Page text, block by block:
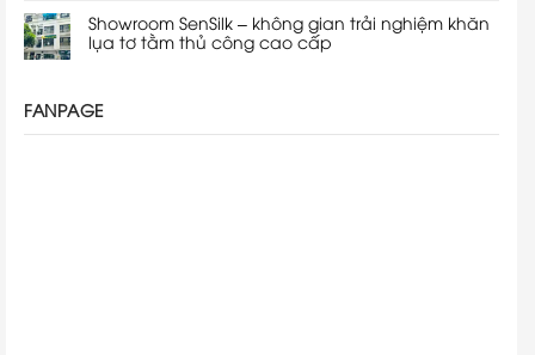
Showroom SenSilk – không gian trải nghiệm khăn
lụa tơ tằm thủ công cao cấp
FANPAGE